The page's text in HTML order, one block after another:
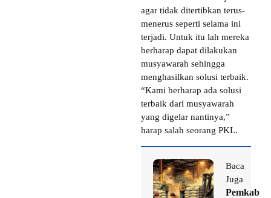
agar tidak ditertibkan terus-
menerus seperti selama ini
terjadi. Untuk itu lah mereka
berharap dapat dilakukan
musyawarah sehingga
menghasilkan solusi terbaik.
“Kami berharap ada solusi
terbaik dari musyawarah
yang digelar nantinya,”
harap salah seorang PKL.
Baca
Juga
Pemkab